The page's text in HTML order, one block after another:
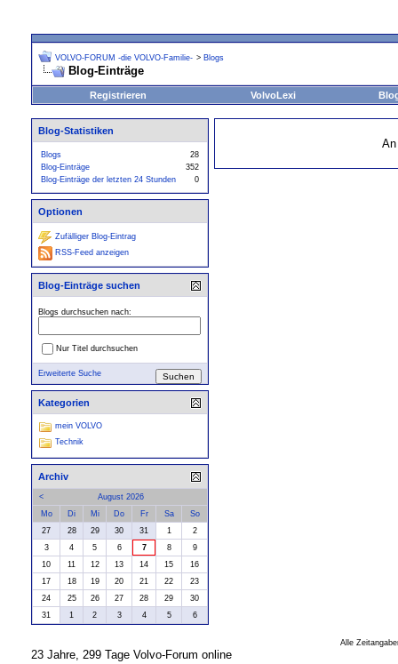
VOLVO-FORUM -die VOLVO-Familie- > Blogs
Blog-Einträge
Registrieren VolvoLexi
Blog-Statistiken
Blogs
28
Blog-Einträge
352
Blog-Einträge der letzten 24 Stunden
0
Optionen
Zufälliger Blog-Eintrag
RSS-Feed anzeigen
Blog-Einträge suchen
Blogs durchsuchen nach:
Nur Titel durchsuchen
Erweiterte Suche
Kategorien
mein VOLVO
Technik
Archiv
<
August 2026
Mo
Di Mi Do Fr Sa
So
27
28 29 30 31 1
2
3
4 5 6 7 8
9
10
11 12 13 14 15
16
17
18 19 20 21 22
23
24
25 26 27 28 29
30
31
1 2 3 4 5 6
Alle
23 Jahre, 299 Tage Volvo-Forum online